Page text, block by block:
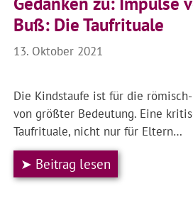
Buß: Die Taufrituale
13. Oktober 2021
Die Kindstaufe ist für die
von größter Bedeutung. Eine
Taufrituale, nicht nur für Eltern…
➤ Beitrag lesen